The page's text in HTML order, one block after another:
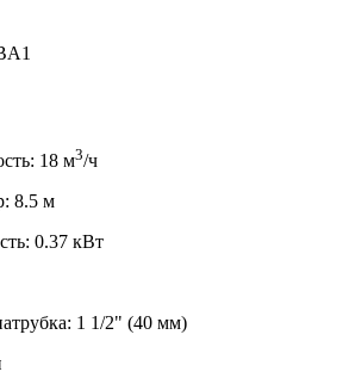
: 18 м3/ч
: 8.5 м
: 0.37 кВт
: 1 1/2" (40 мм)